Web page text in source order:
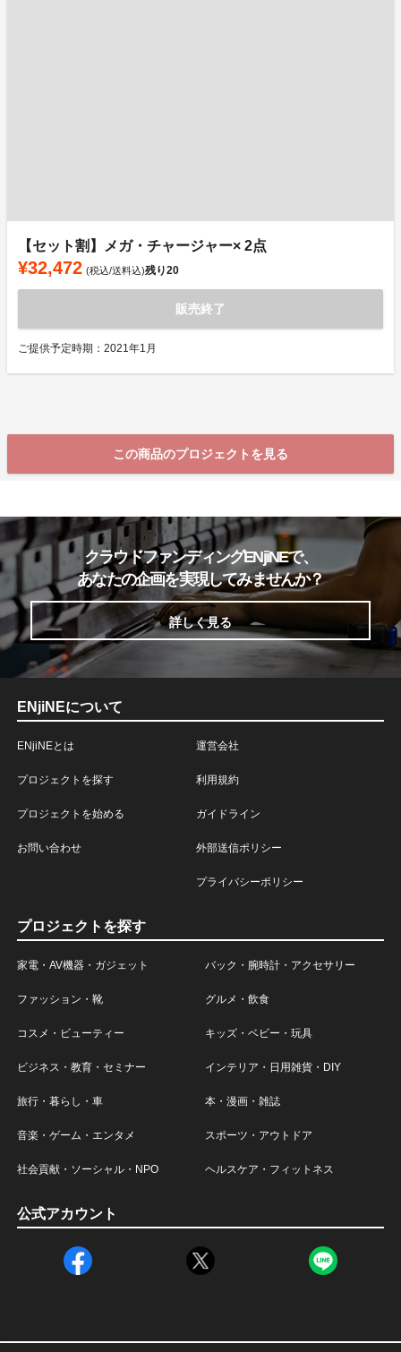
【セット割】メガ・チャージャー× 2点
¥32,472 (税込/送料込)残り20
販売終了
ご提供予定時期：2021年1月
この商品のプロジェクトを見る
クラウドファンディングENjiNEで、
あなたの企画を実現してみませんか？
詳しく見る
ENjiNEについて
ENjiNEとは
プロジェクトを探す
プロジェクトを始める
お問い合わせ
運営会社
利用規約
ガイドライン
外部送信ポリシー
プライバシーポリシー
プロジェクトを探す
家電・AV機器・ガジェット バック・腕時計・アクセサリー
ファッション・靴 グルメ・飲食
コスメ・ビューティー キッズ・ベビー・玩具
ビジネス・教育・セミナー インテリア・日用雑貨・DIY
旅行・暮らし・車 本・漫画・雑誌
音楽・ゲーム・エンタメ スポーツ・アウトドア
社会貢献・ソーシャル・NPO ヘルスケア・フィットネス
公式アカウント